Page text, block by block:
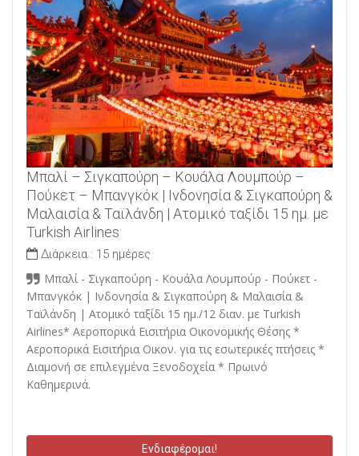
Μπαλί – Σιγκαπούρη – Κουάλα Λουμπούρ –
Πούκετ – Μπανγκόκ | Ινδονησία & Σιγκαπούρη &
Μαλαισία & Ταϊλάνδη | Ατομικό ταξίδι 15 ημ. με
Turkish Airlines
Διάρκεια : 15 ημέρες
Μπαλί - Σιγκαπούρη - Κουάλα Λουμπούρ - Πούκετ -
Μπανγκόκ | Ινδονησία & Σιγκαπούρη & Μαλαισία &
Ταϊλάνδη | Ατομικό ταξίδι 15 ημ./12 διαν. με Turkish
Airlines* Αεροπορικά Εισιτήρια Οικονομικής Θέσης *
Αεροπορικά Εισιτήρια Οικον. για τις εσωτερικές πτήσεις *
Διαμονή σε επιλεγμένα Ξενοδοχεία * Πρωινό
Καθημερινά.
Ενδιαφέρομαι!